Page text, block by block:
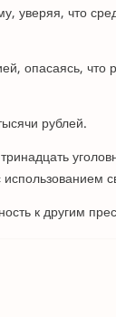
уверяя, что
опасаясь, что
рублей.
к другим